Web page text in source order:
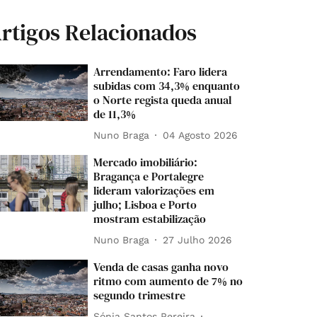
Relacionados
Arrendamento: Faro lidera
subidas com 34,3% enquanto
o Norte regista queda anual
de 11,3%
Nuno Braga 04 Agosto 2026
Mercado imobiliário:
Bragança e Portalegre
lideram valorizações em
julho; Lisboa e Porto
mostram estabilização
Nuno Braga 27 Julho 2026
Venda de casas ganha novo
ritmo com aumento de 7% no
segundo trimestre